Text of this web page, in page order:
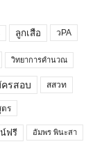
ลูกเสือ วPA
วิทยาการคำนวณ
รสอบ สสวท
ร
ฟรี อัมพร พินะสา